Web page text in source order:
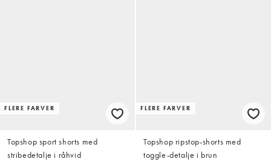
FLERE FARVER
Topshop sport shorts med
stribedetalje i råhvid
FLERE FARVER
Topshop ripstop-shorts med
toggle-detalje i brun